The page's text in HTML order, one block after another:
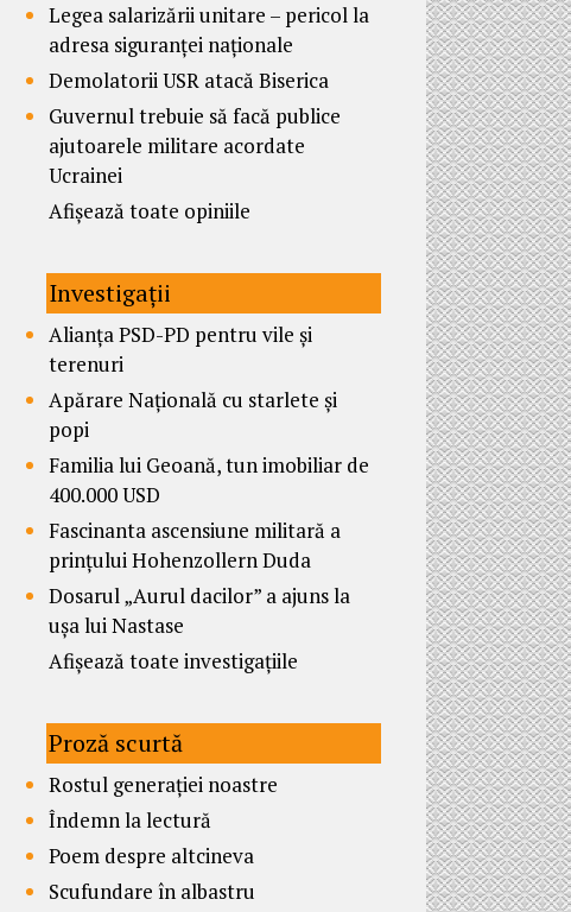
Legea salarizării unitare – pericol la
adresa siguranței naționale
Demolatorii USR atacă Biserica
Guvernul trebuie să facă publice
ajutoarele militare acordate
Ucrainei
Afișează toate opiniile
Investigații
Alianța PSD-PD pentru vile și
terenuri
Apărare Națională cu starlete și
popi
Familia lui Geoană, tun imobiliar de
400.000 USD
Fascinanta ascensiune militară a
prințului Hohenzollern Duda
Dosarul „Aurul dacilor” a ajuns la
ușa lui Nastase
Afișează toate investigațiile
Proză scurtă
Rostul generației noastre
Îndemn la lectură
Poem despre altcineva
Scufundare în albastru